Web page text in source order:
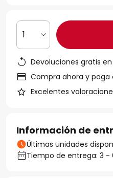
1
Devoluciones gratis
Compra ahora y paga
Excelentes
Información de
Últimas unidades
Tiempo de entrega: 3 -